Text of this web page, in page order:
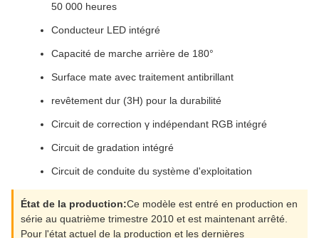
50 000 heures
Conducteur LED intégré
Capacité de marche arrière de 180°
Surface mate avec traitement antibrillant
revêtement dur (3H) pour la durabilité
Circuit de correction γ indépendant RGB intégré
Circuit de gradation intégré
Circuit de conduite du système d'exploitation
État de la production:Ce modèle est entré en production en
série au quatrième trimestre 2010 et est maintenant arrêté.
Pour l'état actuel de la production et les dernières